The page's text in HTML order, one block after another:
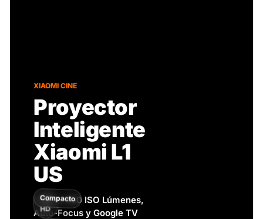
XIAOMI CINE
Proyector
Inteligente
Xiaomi L1
US
1080p, 200 ISO Lúmenes,
Auto-Focus y Google TV
Full
HD
Compacto